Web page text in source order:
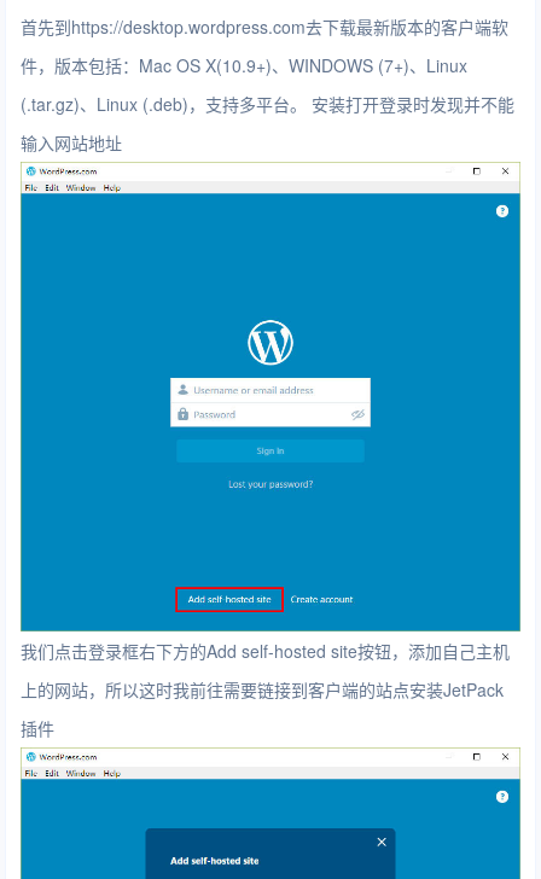
首先到https://desktop.wordpress.com去下载最新版本的客户端软
件，版本包括：Mac OS X(10.9+)、WINDOWS (7+)、Linux
(.tar.gz)、Linux (.deb)，支持多平台。 安装打开登录时发现并不能
输入网站地址
我们点击登录框右下方的Add self-hosted site按钮，添加自己主机
上的网站，所以这时我前往需要链接到客户端的站点安装JetPack
插件